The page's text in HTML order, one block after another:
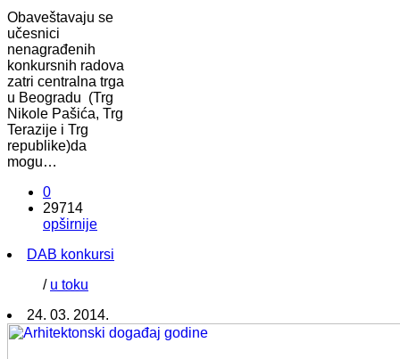
Obaveštavaju se
učesnici
nenagrađenih
konkursnih radova
zatri centralna trga
u Beogradu (Trg
Nikole Pašića, Trg
Terazije i Trg
republike)da
mogu…
0
29714
opširnije
DAB konkursi
/ u toku
24. 03. 2014.